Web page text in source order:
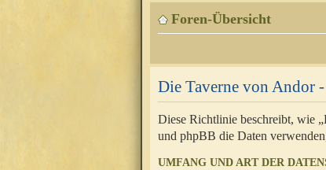
Foren-Übersicht
Die Taverne von Andor
Diese Richtlinie beschreibt, wie
und phpBB die Daten
UMFANG UND ART DER